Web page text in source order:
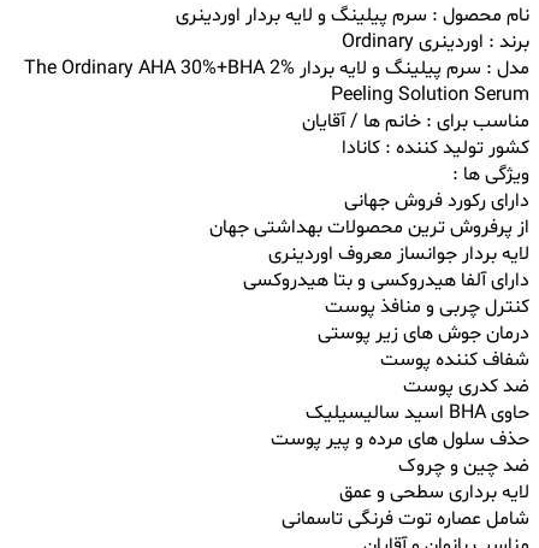
نام محصول : سرم پیلینگ و لایه بردار اوردینری
برند : اوردینریOrdinary
مدل : سرم پیلینگ و لایه بردار The Ordinary AHA 30%+BHA 2%
Peeling Solution Serum
مناسب برای : خانم ها / آقایان
کشور تولید کننده : کانادا
ویژگی ها :
دارای رکورد فروش جهانی
از پرفروش ترین محصولات بهداشتی جهان
لایه بردار جوانساز معروف اوردینری
دارای آلفا هیدروکسی و بتا هیدروکسی
کنترل چربی و منافذ پوست
درمان جوش های زیر پوستی
شفاف کننده پوست
ضد کدری پوست
حاوی BHA اسید سالیسیلیک
حذف سلول های مرده و پیر پوست
ضد چین و چروک
لایه برداری سطحی و عمق
شامل عصاره توت فرنگی تاسمانی